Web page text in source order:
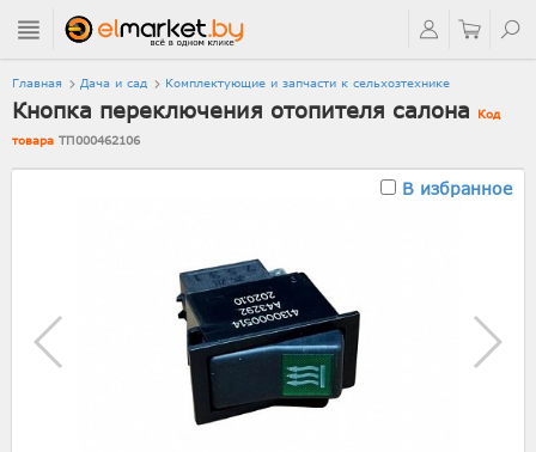
Главная Дача и сад Комплектующие и запчасти к сельхозтехнике
Кнопка переключения отопителя салона
Код
товара ТП000462106
В избранное